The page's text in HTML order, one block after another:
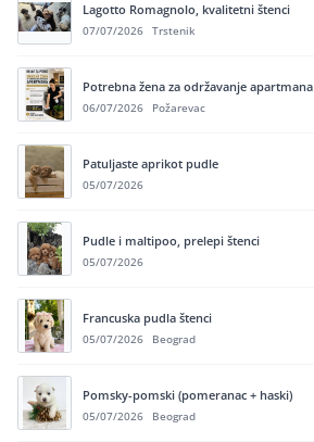
Lagotto Romagnolo, kvalitetni štenci
07/07/2026 Trstenik
Potrebna žena za održavanje apartmana
06/07/2026 Požarevac
Patuljaste aprikot pudle
05/07/2026
Pudle i maltipoo, prelepi štenci
05/07/2026
Francuska pudla štenci
05/07/2026 Beograd
Pomsky-pomski (pomeranac + haski)
05/07/2026 Beograd